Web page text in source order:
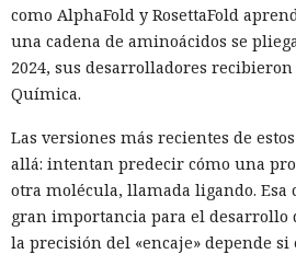
como AlphaFold y RosettaFold
una cadena de aminoácidos se
2024, sus desarrolladores
Química.
Las versiones más recientes de
allá: intentan predecir cómo una
otra molécula, llamada ligando. Esa
gran importancia para el desarrollo
la precisión del «encaje» depende